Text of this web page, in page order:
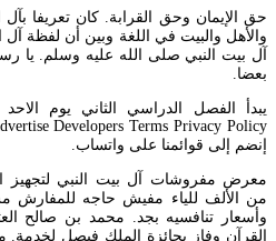
حق الإيمان وحق القرابة. كان تعريفا
والأهل والبيت في اللغة وبين أن لفظة
آل بيت النبي صلى الله عليه وسلم. يا
بعضا.
إنضم إلى قوائمنا على واتساب.
معرض مفروشات آل بيت النبي لتجهيز
من الألف للياء مفيش حاجه
وأسعار تنافسيه بجد. محمد بن صالح
القرآن وفاز بجائزة الملك فيصل لخدمة.